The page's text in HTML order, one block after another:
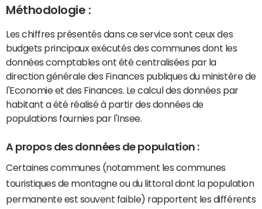
Méthodologie :
Les chiffres présentés dans ce service sont ceux des
budgets principaux exécutés des communes dont les
données comptables ont été centralisées par la
direction générale des Finances publiques du ministère de
l'Economie et des Finances. Le calcul des données par
habitant a été réalisé à partir des données de
populations fournies par l'Insee.
A propos des données de population :
Certaines communes (notamment les communes
touristiques de montagne ou du littoral dont la population
permanente est souvent faible) rapportent les différents